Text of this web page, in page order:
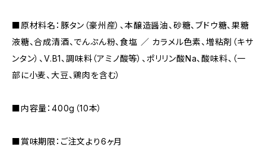
■原材料名：豚タン（豪州産）、本醸造醤油、砂糖、ブドウ糖、果糖
液糖、合成清酒、でんぷん粉、食塩 ／ カラメル色素、増粘剤（キサ
ンタン）、V.B1、調味料（アミノ酸等）、ポリリン酸Na、酸味料、（一
部に小麦、大豆、鶏肉を含む）
■内容量：400g（10本）
■賞味期限：ご注文より6ヶ月